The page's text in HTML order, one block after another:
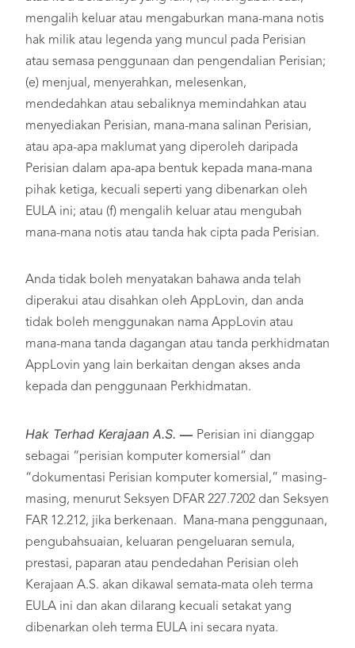
mengalih keluar atau mengaburkan mana-mana notis
hak milik atau legenda yang muncul pada Perisian
atau semasa penggunaan dan pengendalian Perisian;
(e) menjual, menyerahkan, melesenkan,
mendedahkan atau sebaliknya memindahkan atau
menyediakan Perisian, mana-mana salinan Perisian,
atau apa-apa maklumat yang diperoleh daripada
Perisian dalam apa-apa bentuk kepada mana-mana
pihak ketiga, kecuali seperti yang dibenarkan oleh
EULA ini; atau (f) mengalih keluar atau mengubah
mana-mana notis atau tanda hak cipta pada Perisian.
Anda tidak boleh menyatakan bahawa anda telah
diperakui atau disahkan oleh AppLovin, dan anda
tidak boleh menggunakan nama AppLovin atau
mana-mana tanda dagangan atau tanda perkhidmatan
AppLovin yang lain berkaitan dengan akses anda
kepada dan penggunaan Perkhidmatan.
Hak Terhad Kerajaan A.S. — Perisian ini dianggap
sebagai “perisian komputer komersial” dan
“dokumentasi Perisian komputer komersial,” masing-
masing, menurut Seksyen DFAR 227.7202 dan Seksyen
FAR 12.212, jika berkenaan. Mana-mana penggunaan,
pengubahsuaian, keluaran pengeluaran semula,
prestasi, paparan atau pendedahan Perisian oleh
Kerajaan A.S. akan dikawal semata-mata oleh terma
EULA ini dan akan dilarang kecuali setakat yang
dibenarkan oleh terma EULA ini secara nyata.